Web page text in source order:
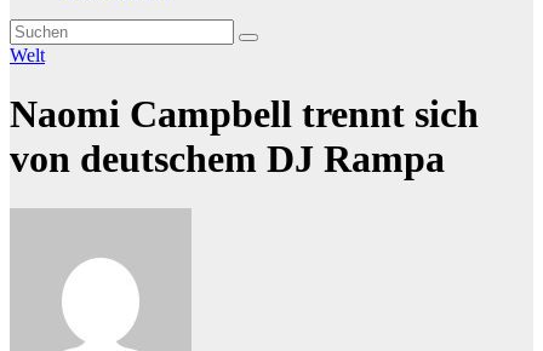
Welt
Naomi Campbell trennt sich
von deutschem DJ Rampa